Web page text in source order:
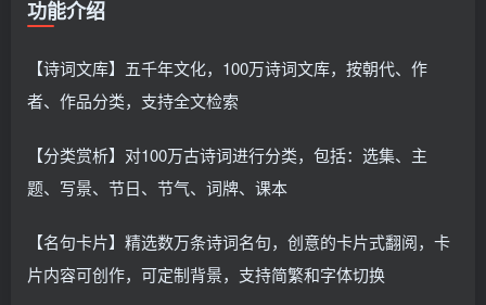
功能介绍
【诗词文库】五千年文化，100万诗词文库，按朝代、作
者、作品分类，支持全文检索
【分类赏析】对100万古诗词进行分类，包括：选集、主
题、写景、节日、节气、词牌、课本
【名句卡片】精选数万条诗词名句，创意的卡片式翻阅，卡
片内容可创作，可定制背景，支持简繁和字体切换